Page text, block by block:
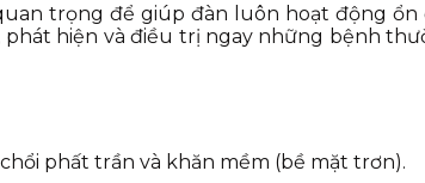
trọng để giúp đàn luôn hoạt động
phát hiện và điều trị ngay những bệnh
phất trần và khăn mềm (bề mặt trơn).